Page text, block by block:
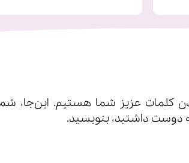
عزیز شما هستیم. این‌جا، شما
دوست داشتید، بنویسید.